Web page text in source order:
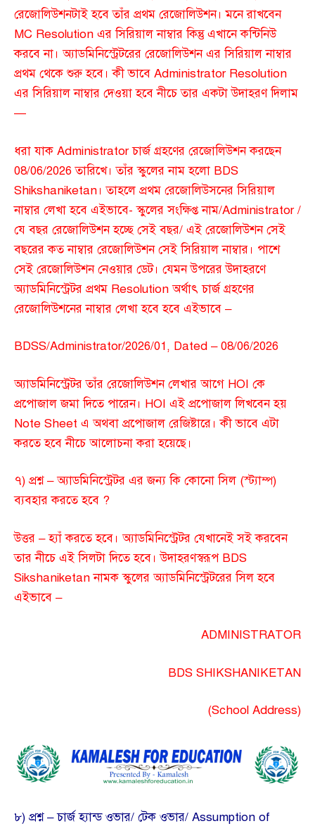
রেজোলিউশনটাই হবে তাঁর প্রথম রেজোলিউশন। মনে রাখবেন
MC Resolution এর সিরিয়াল নাম্বার কিন্তু এখানে কন্টিনিউ
করবে না। অ্যাডমিনিস্ট্রেটরের রেজোলিউশন এর সিরিয়াল নাম্বার
প্রথম থেকে শুরু হবে। কী ভাবে Administrator Resolution
এর সিরিয়াল নাম্বার দেওয়া হবে নীচে তার একটা উদাহরণ দিলাম
—
ধরা যাক Administrator চার্জ গ্রহণের রেজোলিউশন করছেন
08/06/2026 তারিখে। তাঁর স্কুলের নাম হলো BDS
Shikshaniketan। তাহলে প্রথম রেজোলিউসনের সিরিয়াল
নাম্বার লেখা হবে এইভাবে- স্কুলের সংক্ষিপ্ত নাম/Administrator /
যে বছর রেজোলিউশন হচ্ছে সেই বছর/ এই রেজোলিউশন সেই
বছরের কত নাম্বার রেজোলিউশন সেই সিরিয়াল নাম্বার। পাশে
সেই রেজোলিউশন নেওয়ার ডেট। যেমন উপরের উদাহরণে
অ্যাডমিনিস্ট্রেটর প্রথম Resolution অর্থাৎ চার্জ গ্রহণের
রেজোলিউশনের নাম্বার লেখা হবে হবে এইভাবে –
BDSS/Administrator/2026/01, Dated – 08/06/2026
অ্যাডমিনিস্ট্রেটর তাঁর রেজোলিউশন লেখার আগে HOI কে
প্রপোজাল জমা দিতে পারেন। HOI এই প্রপোজাল লিখবেন হয়
Note Sheet এ অথবা প্রপোজাল রেজিষ্টারে। কী ভাবে এটা
করতে হবে নীচে আলোচনা করা হয়েছে।
৭) প্রশ্ন – অ্যাডমিনিস্ট্রেটর এর জন্য কি কোনো সিল (স্ট্যাম্প)
ব্যবহার করতে হবে ?
উত্তর – হ্যাঁ করতে হবে। অ্যাডমিনিস্ট্রেটর যেখানেই সই করবেন
তার নীচে এই সিলটা দিতে হবে। উদাহরণস্বরূপ BDS
Sikshaniketan নামক স্কুলের অ্যাডমিনিস্ট্রেটরের সিল হবে
এইভাবে –
ADMINISTRATOR
BDS SHIKSHANIKETAN
(School Address)
৮) প্রশ্ন – চার্জ হ্যান্ড ওভার/ টেক ওভার/ Assumption of